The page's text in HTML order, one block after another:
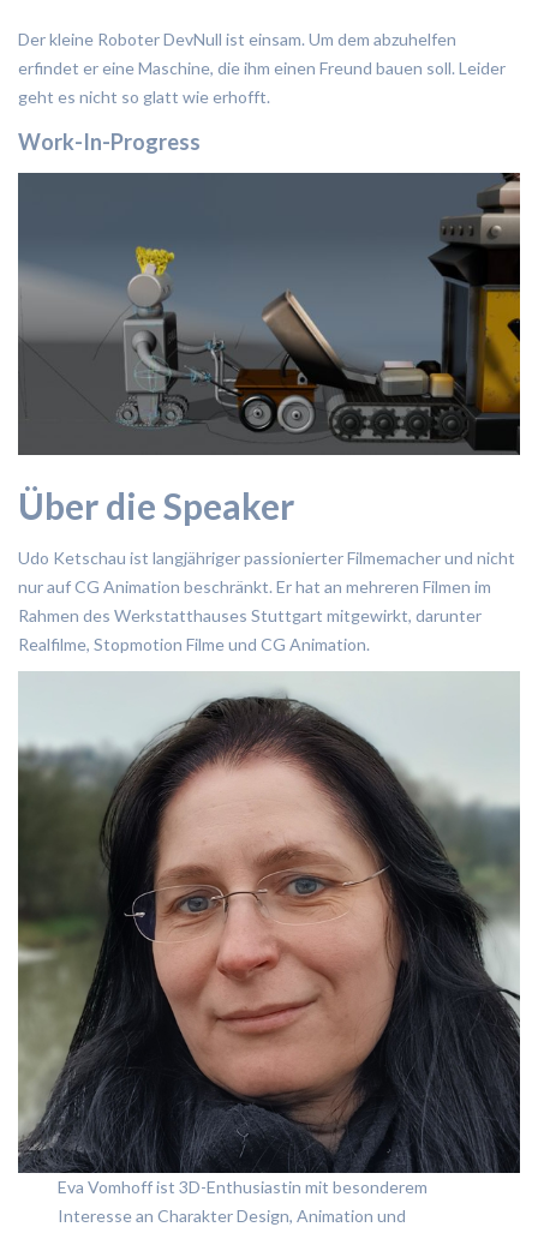
Der kleine Roboter DevNull ist einsam. Um dem abzuhelfen
erfindet er eine Maschine, die ihm einen Freund bauen soll. Leider
geht es nicht so glatt wie erhofft.
Work-In-Progress
Über die Speaker
Udo Ketschau ist langjähriger passionierter Filmemacher und nicht
nur auf CG Animation beschränkt. Er hat an mehreren Filmen im
Rahmen des Werkstatthauses Stuttgart mitgewirkt, darunter
Realfilme, Stopmotion Filme und CG Animation.
Eva Vomhoff ist 3D-Enthusiastin mit besonderem
Interesse an Charakter Design, Animation und